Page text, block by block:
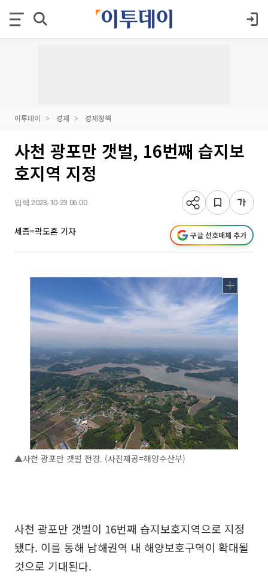
이투데이 경제 경제정책
사천 광포만 갯벌, 16번째 습지보
호지역 지정
입력 2023-10-23 06:00
세종=곽도흔 기자 구글 선호매체 추가
▲사천 광포만 갯벌 전경. (사진제공=해양수산부)
사천 광포만 갯벌이 16번째 습지보호지역으로 지정
됐다. 이를 통해 남해권역 내 해양보호구역이 확대될
것으로 기대된다.